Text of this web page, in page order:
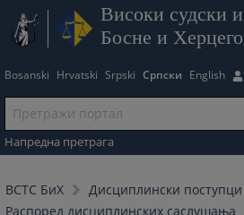
Високи судски
Босне и
Bosanski Hrvatski Srpski Српски English
Напредна претрага
ВСТС БиХ
Дисциплински поступци
Распоред дисциплинских саслушања